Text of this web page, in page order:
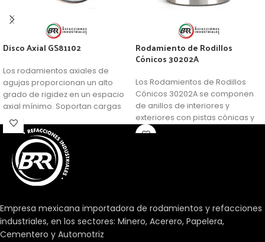
Disco Axial GS81102
Los rodamientos axiales de
agujas proporcionan un alto
grado de rigidez en un espacio
axial mínimo. Soportan cargas
axiales elevadas. El rodamiento
de agujas es un rodamiento de
rodillos cilíndricos con un
diámetro pequeño respecto a
su longitud. El perfil modificado
de rodillo o del camino de
rodadura evita los picos de
útil del rodamiento. Los
rodamientos facilitan el
desplazamiento entre un eje y
Rodamiento de Rodillos
Cónicos 30202A
Los Rodamientos de Rodillos
Cónicos 30202A se componen
de anillos de interiores y
exteriores con pistas cónicas y
rodillos cónicos en una caja de
rodamientos de tamaño
métrico y en pulgadas
Empresa mexicana importadora de rodamientos y refacciones
industriales, en los sectores: Minero, Acerero, Papelera,
Cementero y Automotriz